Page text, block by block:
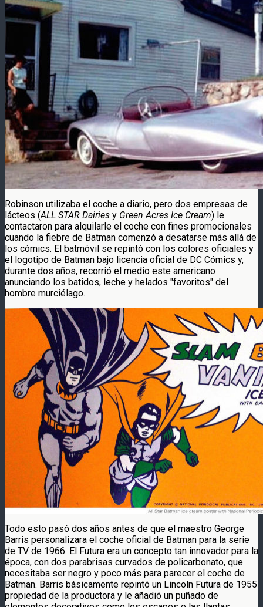
Robinson utilizaba el coche a diario, pero dos empresas de
lácteos (ALL STAR Dairies y Green Acres Ice Cream) le
contactaron para alquilarle el coche con fines promocionales
cuando la fiebre de Batman comenzó a desatarse más allá de
los cómics. El batmóvil se repintó con los colores oficiales y
el logotipo de Batman bajo licencia oficial de DC Cómics y,
durante dos años, recorrió el medio este americano
anunciando los batidos, leche y helados "favoritos" del
hombre murciélago.
Todo esto pasó dos años antes de que el maestro George
Barris personalizara el coche oficial de Batman para la serie
de TV de 1966. El Futura era un concepto tan innovador para la
época, con dos parabrisas curvados de policarbonato, que
necesitaba ser negro y poco más para parecer el coche de
Batman. Barris básicamente repintó un Lincoln Futura de 1955
propiedad de la productora y le añadió un puñado de